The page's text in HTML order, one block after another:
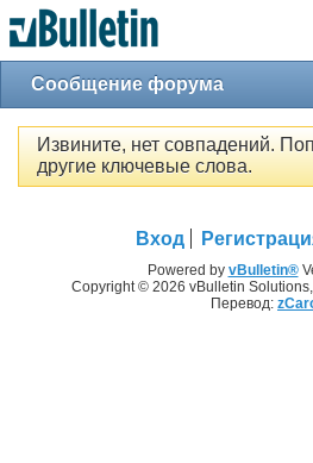
Сообщение форума
Извините, нет совпадений.
другие ключевые слова.
Вход
Powered by vBulletin®
Copyright © 2026 vBulletin Solutions,
Перевод: